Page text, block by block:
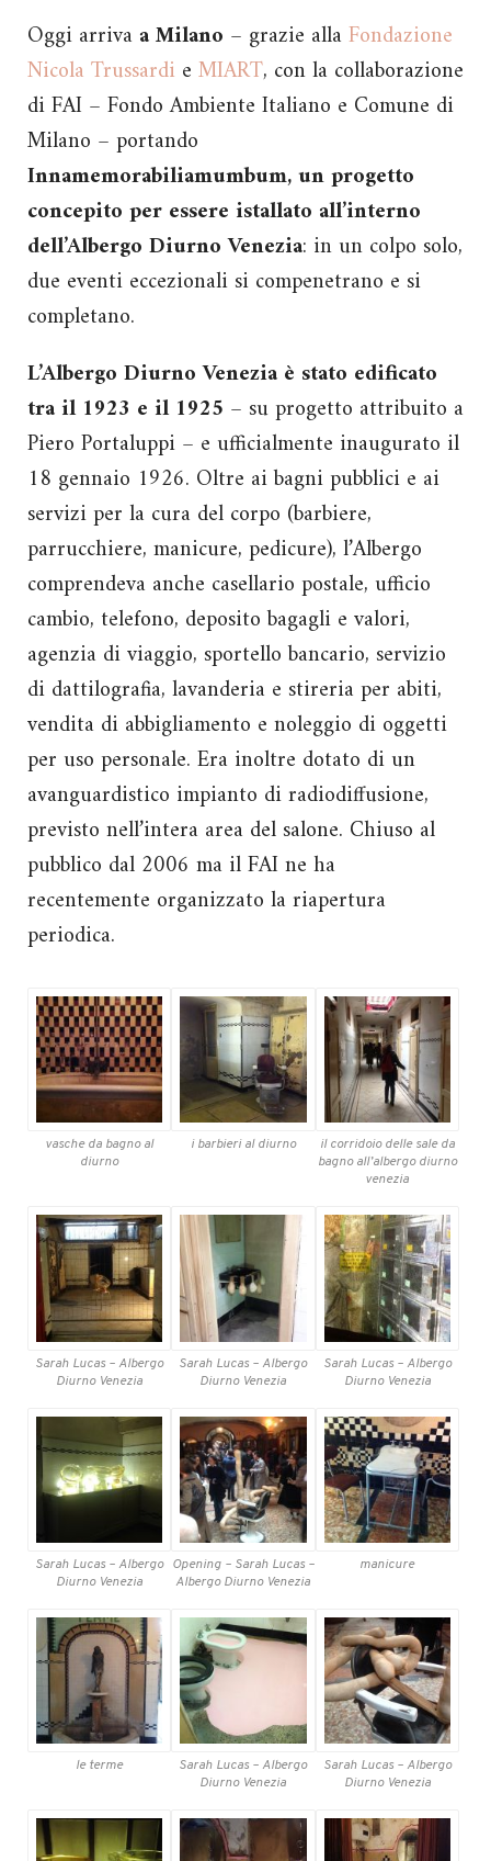
Oggi arriva a Milano – grazie allaFondazione
Nicola Trussardi e MIART, con la collaborazione
di FAI – Fondo Ambiente Italiano e Comune di
Milano – portando
Innamemorabiliamumbum, un progetto
concepito per essere istallato all’interno
dell’Albergo Diurno Venezia: in un colpo solo,
due eventi eccezionali si compenetrano e si
completano.
L’Albergo Diurno Venezia è stato edificato
tra il 1923 e il 1925 – su progetto attribuito a
Piero Portaluppi – e ufficialmente inaugurato il
18 gennaio 1926. Oltre ai bagni pubblici e ai
servizi per la cura del corpo (barbiere,
parrucchiere, manicure, pedicure), l’Albergo
comprendeva anche casellario postale, ufficio
cambio, telefono, deposito bagagli e valori,
agenzia di viaggio, sportello bancario, servizio
di dattilografia, lavanderia e stireria per abiti,
vendita di abbigliamento e noleggio di oggetti
per uso personale. Era inoltre dotato di un
avanguardistico impianto di radiodiffusione,
previsto nell’intera area del salone. Chiuso al
pubblico dal 2006 ma il FAI ne ha
recentemente organizzato la riapertura
periodica.
vasche da bagno al
diurno
i barbieri al diurno
il corridoio delle sale da
bagno all’albergo diurno
venezia
Sarah Lucas – Albergo
Diurno Venezia
Sarah Lucas – Albergo
Diurno Venezia
Sarah Lucas – Albergo
Diurno Venezia
Sarah Lucas – Albergo
Diurno Venezia
Opening – Sarah Lucas –
Albergo Diurno Venezia
manicure
le terme
Sarah Lucas – Albergo
Diurno Venezia
Sarah Lucas – Albergo
Diurno Venezia